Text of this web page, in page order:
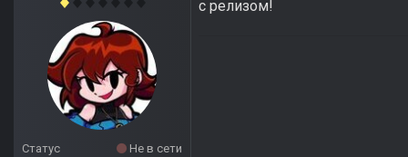
Статус
Не в сети
с релизом!